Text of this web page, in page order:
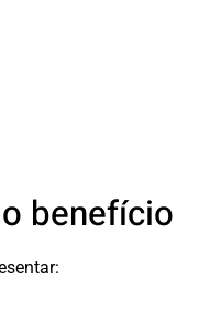
benefício